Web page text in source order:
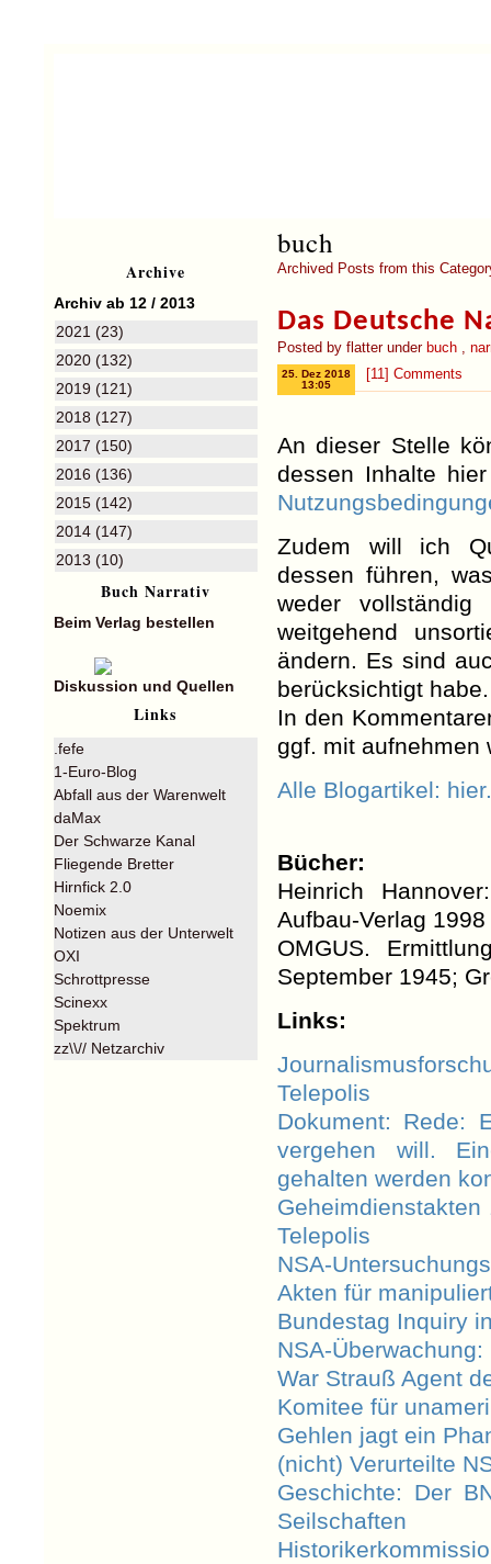
Archive
Archiv ab 12 / 2013
2021 (23)
2020 (132)
2019 (121)
2018 (127)
2017 (150)
2016 (136)
2015 (142)
2014 (147)
2013 (10)
Buch Narrativ
Beim Verlag bestellen
Diskussion und Quellen
Links
.fefe
1-Euro-Blog
Abfall aus der Warenwelt
daMax
Der Schwarze Kanal
Fliegende Bretter
Hirnfick 2.0
Noemix
Notizen aus der Unterwelt
OXI
Schrottpresse
Scinexx
Spektrum
zz\\// Netzarchiv
buch
Archived Posts from this
Das Deutsche
Posted by flatter under buch ,
[11] Comments
25. Dez 2018
13:05
An dieser Stelle
dessen Inhalte
Zudem will ich
dessen führen,
weder
weitgehend
ändern. Es sind
berücksichtigt habe.
In den
ggf. mit aufnehmen
Alle Blogartikel: hier.
Bücher:
Heinrich
Aufbau-Verlag 1998
OMGUS.
September 1945;
Links:
Telepolis
Dokument: Rede:
vergehen will.
gehalten werden
Telepolis
NSA-
Akten für
Bundestag Inquiry
NSA-
War Strauß Agent
Komitee für
Gehlen jagt ein
(nicht) Verurteilte
Geschichte: Der
Seilschaften